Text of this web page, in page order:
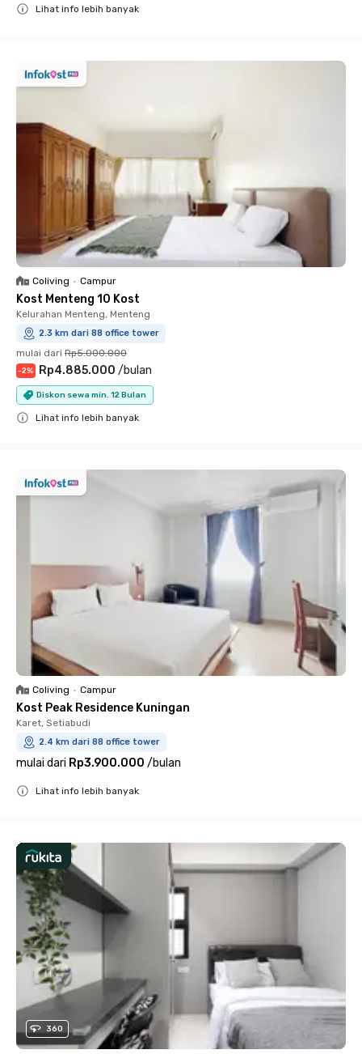
Lihat info lebih banyak
Coliving • Campur
Kost Menteng 10 Kost
Kelurahan Menteng, Menteng
2.3 km dari 88 office tower
mulai dari Rp5.000.000
-2% Rp4.885.000 /bulan
Diskon sewa min. 12 Bulan
Lihat info lebih banyak
Coliving • Campur
Kost Peak Residence Kuningan
Karet, Setiabudi
2.4 km dari 88 office tower
mulai dari Rp3.900.000 /bulan
Lihat info lebih banyak
360